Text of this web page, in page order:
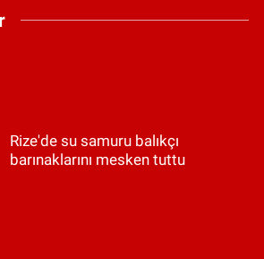
Rize'de su samuru balıkçı
barınaklarını mesken tuttu